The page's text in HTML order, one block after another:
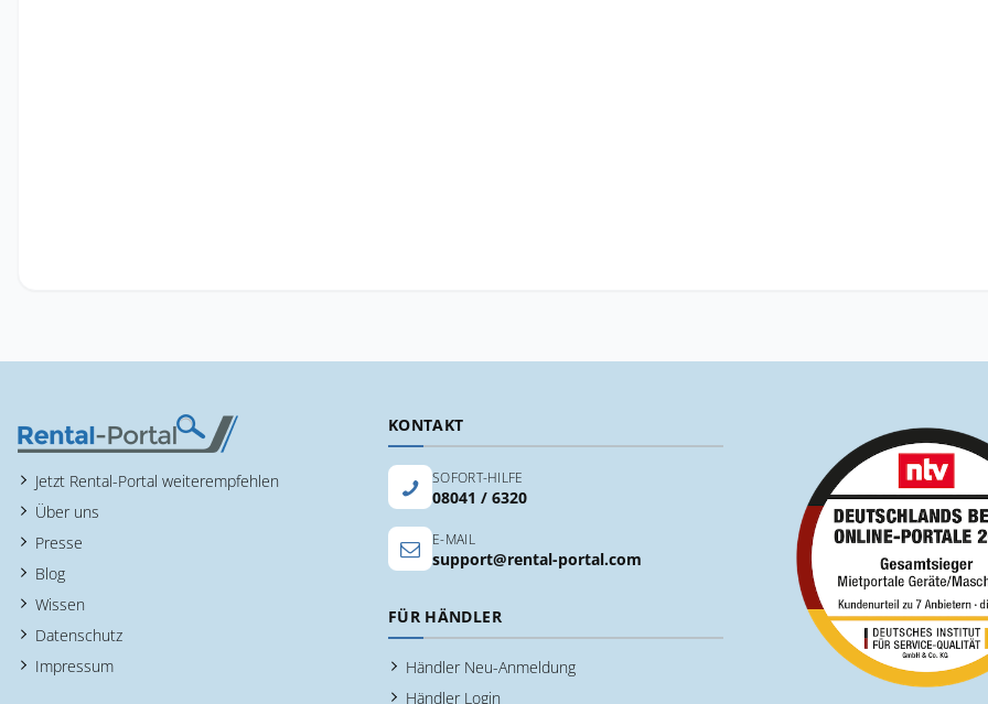
Jetzt Rental-Portal weiterempfehlen
Über uns
Presse
Blog
Wissen
Datenschutz
Impressum
KONTAKT
SOFORT-HILFE
08041 / 6320
E-MAIL
support@rental-portal.com
FÜR HÄNDLER
Händler Neu-Anmeldung
Händler Login